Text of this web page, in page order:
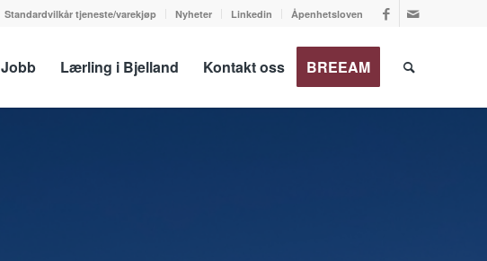
Standardvilkår tjeneste/varekjøp Nyheter Linkedin Åpenhetsloven
Jobb Lærling i Bjelland Kontakt oss BREEAM